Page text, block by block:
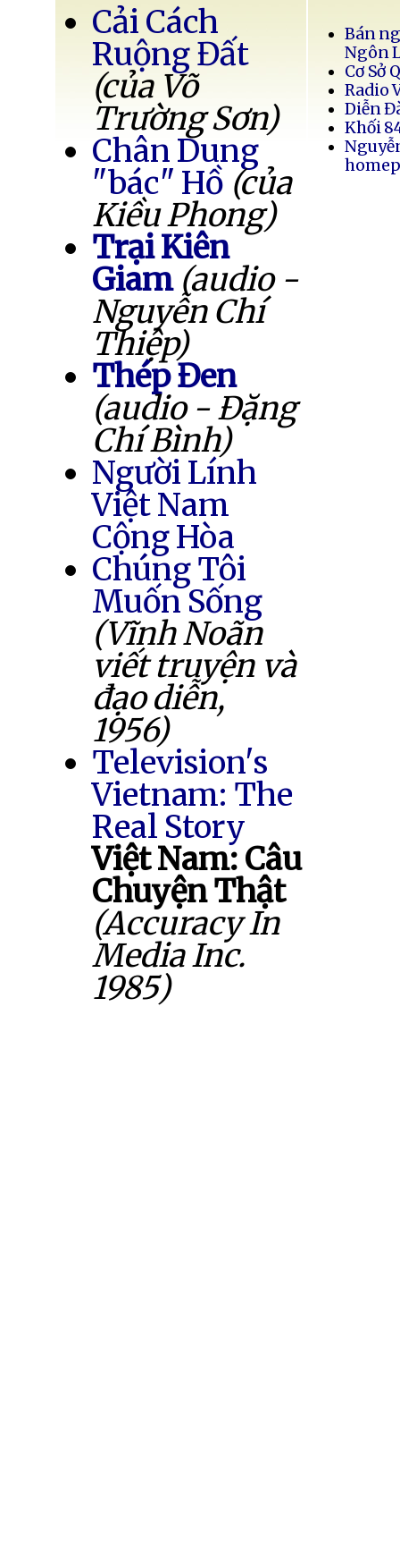
Cải Cách
Ruộng Đất
(của Võ
Trường Sơn)
Chân Dung
"bác" Hồ (của
Kiều Phong)
Trại Kiên
Giam (audio -
Nguyễn Chí
Thiệp)
Thép Đen
(audio - Đặng
Chí Bình)
Người Lính
Việt Nam
Cộng Hòa
Chúng Tôi
Muốn Sống
(Vĩnh Noãn
viết truyện và
đạo diễn,
1956)
Television's
Vietnam: The
Real Story
Việt Nam: Câu
Chuyện Thật
(Accuracy In
Media Inc.
1985)
Bán
Ngôn
Cơ Sở
Radio
Diễn
Khối